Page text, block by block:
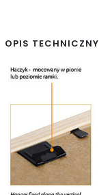
OPIS TECHNICZNY